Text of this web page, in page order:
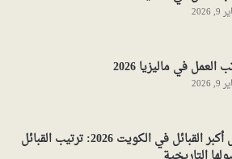
2026
العمل في ماليزيا 2026
2026
دليل أكبر القبائل في الكويت 2026: ترتيب القبائل